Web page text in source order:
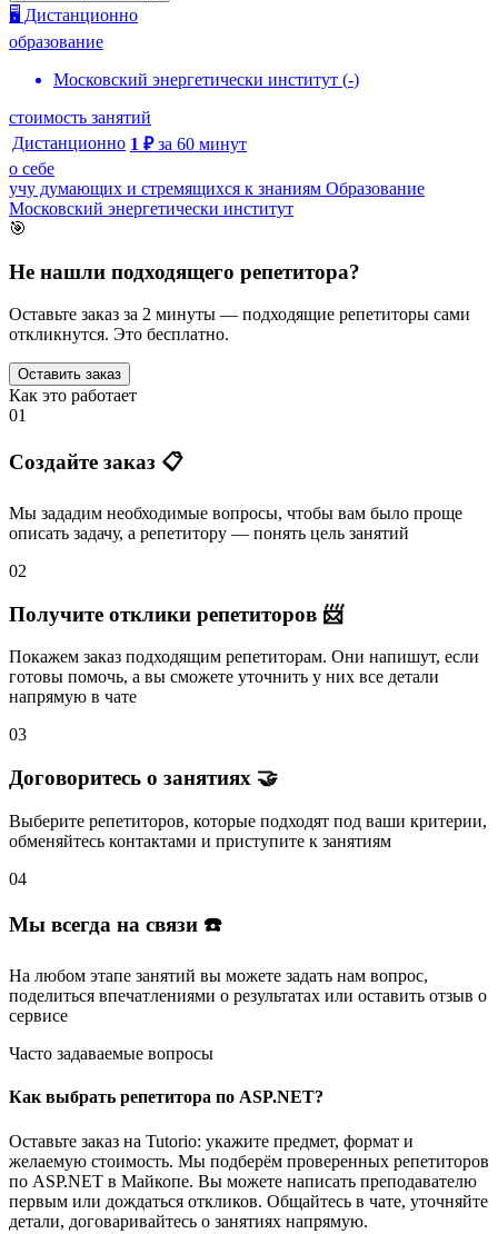
🖥️ Дистанционно
образование
Московский энергетически институт (-)
стоимость занятий
Дистанционно 1 ₽ за 60 минут
о себе
учу думающих и стремящихся к знаниям Образование
Московский энергетически институт
🎯
Не нашли подходящего репетитора?
Оставьте заказ за 2 минуты — подходящие репетиторы сами
откликнутся. Это бесплатно.
Оставить заказ
Как это работает
01
Создайте заказ 📋
Мы зададим необходимые вопросы, чтобы вам было проще
описать задачу, а репетитору — понять цель занятий
02
Получите отклики репетиторов 📨
Покажем заказ подходящим репетиторам. Они напишут, если
готовы помочь, а вы сможете уточнить у них все детали
напрямую в чате
03
Договоритесь о занятиях 🤝
Выберите репетиторов, которые подходят под ваши критерии,
обменяйтесь контактами и приступите к занятиям
04
Мы всегда на связи ☎️
На любом этапе занятий вы можете задать нам вопрос,
поделиться впечатлениями о результатах или оставить отзыв о
сервисе
Часто задаваемые вопросы
Как выбрать репетитора по ASP.NET?
Оставьте заказ на Tutorio: укажите предмет, формат и
желаемую стоимость. Мы подберём проверенных репетиторов
по ASP.NET в Майкопе. Вы можете написать преподавателю
первым или дождаться откликов. Общайтесь в чате, уточняйте
детали, договаривайтесь о занятиях напрямую.